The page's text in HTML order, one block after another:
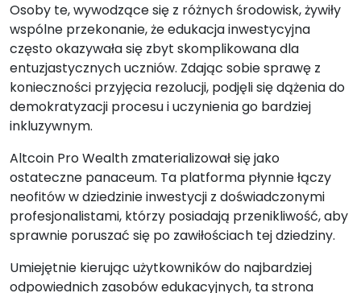
Osoby te, wywodzące się z różnych środowisk, żywiły
wspólne przekonanie, że edukacja inwestycyjna
często okazywała się zbyt skomplikowana dla
entuzjastycznych uczniów. Zdając sobie sprawę z
konieczności przyjęcia rezolucji, podjęli się dążenia do
demokratyzacji procesu i uczynienia go bardziej
inkluzywnym.
Altcoin Pro Wealth zmaterializował się jako
ostateczne panaceum. Ta platforma płynnie łączy
neofitów w dziedzinie inwestycji z doświadczonymi
profesjonalistami, którzy posiadają przenikliwość, aby
sprawnie poruszać się po zawiłościach tej dziedziny.
Umiejętnie kierując użytkowników do najbardziej
odpowiednich zasobów edukacyjnych, ta strona